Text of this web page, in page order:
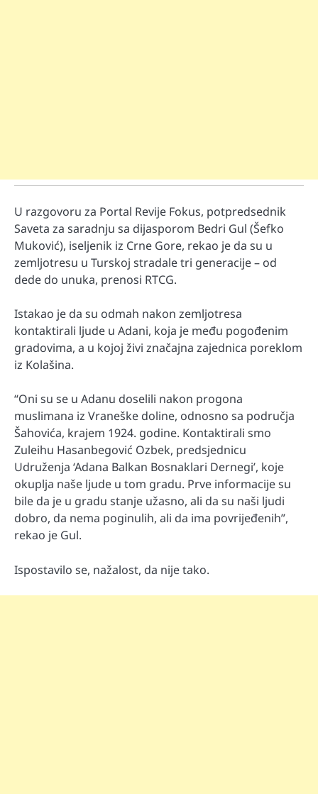
U razgovoru za Portal Revije Fokus, potpredsednik
Saveta za saradnju sa dijasporom Bedri Gul (Šefko
Muković), iseljenik iz Crne Gore, rekao je da su u
zemljotresu u Turskoj stradale tri generacije – od
dede do unuka, prenosi RTCG.
Istakao je da su odmah nakon zemljotresa
kontaktirali ljude u Adani, koja je među pogođenim
gradovima, a u kojoj živi značajna zajednica poreklom
iz Kolašina.
“Oni su se u Adanu doselili nakon progona
muslimana iz Vraneške doline, odnosno sa područja
Šahovića, krajem 1924. godine. Kontaktirali smo
Zuleihu Hasanbegović Ozbek, predsjednicu
Udruženja ‘Adana Balkan Bosnaklari Dernegi’, koje
okuplja naše ljude u tom gradu. Prve informacije su
bile da je u gradu stanje užasno, ali da su naši ljudi
dobro, da nema poginulih, ali da ima povrijeđenih”,
rekao je Gul.
Ispostavilo se, nažalost, da nije tako.